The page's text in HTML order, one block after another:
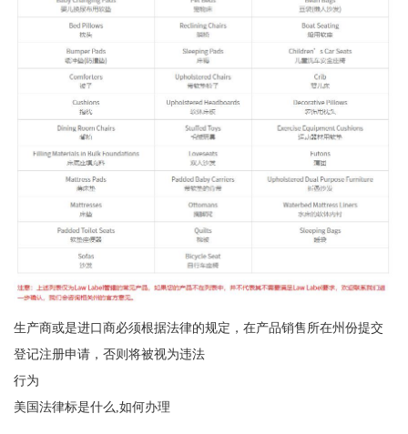
生产商或是进口商必须根据法律的规定，在产品销售所在州份提交
登记注册申请，否则将被视为违法
行为
美国法律标是什么,如何办理